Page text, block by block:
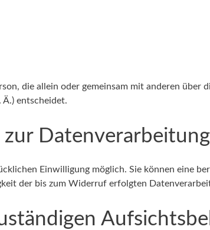
die allein oder gemeinsam mit anderen über
Ä.) entscheidet.
Datenverarbeitung
Einwilligung möglich. Sie können eine
der bis zum Widerruf erfolgten